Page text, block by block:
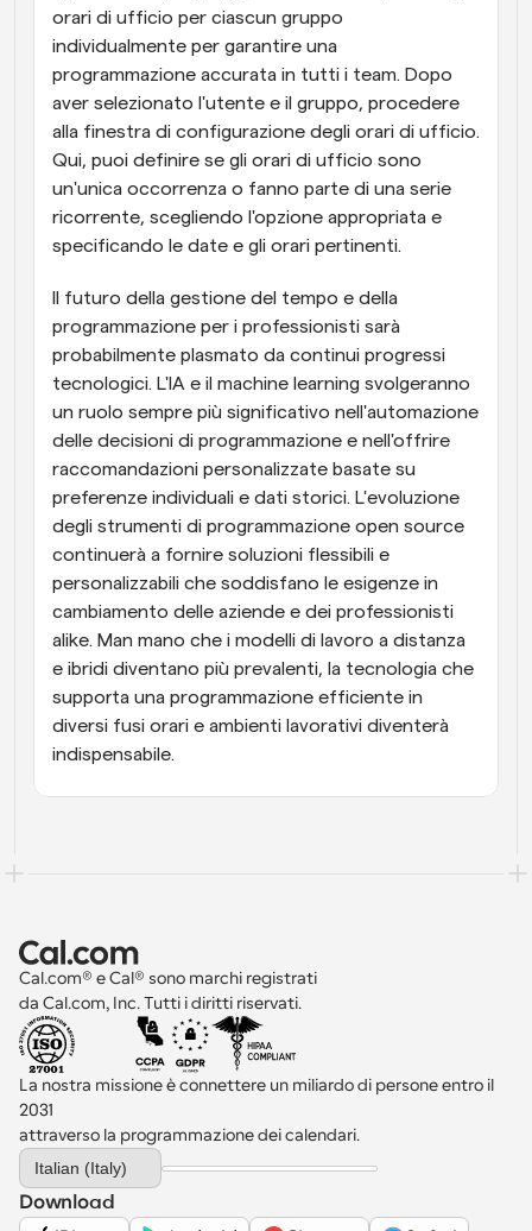
orari di ufficio per ciascun gruppo
individualmente per garantire una
programmazione accurata in tutti i team. Dopo
aver selezionato l'utente e il gruppo, procedere
alla finestra di configurazione degli orari di ufficio.
Qui, puoi definire se gli orari di ufficio sono
un'unica occorrenza o fanno parte di una serie
ricorrente, scegliendo l'opzione appropriata e
specificando le date e gli orari pertinenti.
Il futuro della gestione del tempo e della
programmazione per i professionisti sarà
probabilmente plasmato da continui progressi
tecnologici. L'IA e il machine learning svolgeranno
un ruolo sempre più significativo nell'automazione
delle decisioni di programmazione e nell'offrire
raccomandazioni personalizzate basate su
preferenze individuali e dati storici. L'evoluzione
degli strumenti di programmazione open source
continuerà a fornire soluzioni flessibili e
personalizzabili che soddisfano le esigenze in
cambiamento delle aziende e dei professionisti
alike. Man mano che i modelli di lavoro a distanza
e ibridi diventano più prevalenti, la tecnologia che
supporta una programmazione efficiente in
diversi fusi orari e ambienti lavorativi diventerà
indispensabile.
Cal.com® e Cal® sono marchi registrati
da Cal.com, Inc. Tutti i diritti riservati.
La nostra missione è connettere un miliardo di persone entro il
2031
attraverso la programmazione dei calendari.
Select Language
Italian (Italy)
Download